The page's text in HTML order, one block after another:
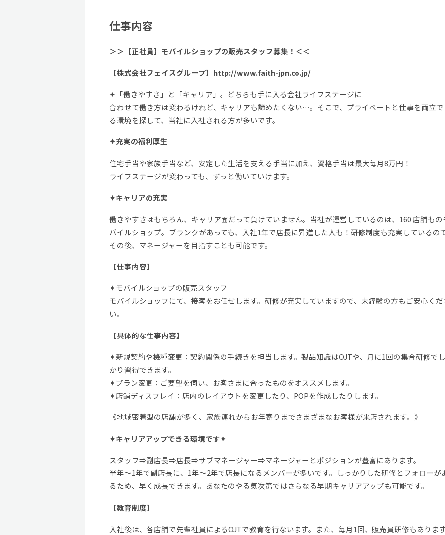
仕事内容
＞＞【正社員】モバイルショップの販売スタッフ募集！＜＜
【株式会社フェイスグループ】http://www.faith-jpn.co.jp/
✦「働きやすさ」と「キャリア」。どちらも手に入る会社ライフステージに
合わせて働き方は変わるけれど、キャリアも諦めたくない…。そこで、プライベートと仕事を両立で
る環境を探して、当社に入社される方が多いです。
✦充実の福利厚生
住宅手当や家族手当など、安定した生活を支える手当に加え、資格手当は最大毎月8万円！
ライフステージが変わっても、ずっと働いていけます。
✦キャリアの充実
働きやすさはもちろん、キャリア面だって負けていません。当社が運営しているのは、160 店舗もの
バイルショップ。ブランクがあっても、入社1年で店長に昇進した人も！研修制度も充実しているので
その後、マネージャーを目指すことも可能です。
【仕事内容】
✦モバイルショップの販売スタッフ
モバイルショップにて、接客をお任せします。研修が充実していますので、未経験の方もご安心くだ
い。
【具体的な仕事内容】
✦新規契約や機種変更：契約関係の手続きを担当します。製品知識はOJTや、月に1回の集合研修で
かり習得できます。
✦プラン変更：ご要望を伺い、お客さまに合ったものをオススメします。
✦店舗ディスプレイ：店内のレイアウトを変更したり、POPを作成したりします。
《地域密着型の店舗が多く、家族連れからお年寄りまでさまざまなお客様が来店されます。》
✦キャリアアップできる環境です✦
スタッフ⇒副店長⇒店長⇒サブマネージャー⇒マネージャーとポジションが豊富にあります。
半年～1年で副店長に、1年～2年で店長になるメンバーが多いです。しっかりした研修とフォローが
るため、早く成長できます。あなたのやる気次第ではさらなる早期キャリアアップも可能です。
【教育制度】
入社後は、各店舗で先輩社員によるOJTで教育を行ないます。また、毎月1回、販売員研修もあります